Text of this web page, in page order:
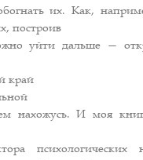
их. Как,
построив
уйти дальше —
край
нахожусь. И моя
психологических